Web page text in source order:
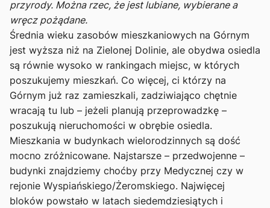
przyrody. Można rzec, że jest lubiane, wybierane a
wręcz pożądane.
Średnia wieku zasobów mieszkaniowych na Górnym
jest wyższa niż na Zielonej Dolinie, ale obydwa osiedla
są równie wysoko w rankingach miejsc, w których
poszukujemy mieszkań. Co więcej, ci którzy na
Górnym już raz zamieszkali, zadziwiająco chętnie
wracają tu lub – jeżeli planują przeprowadzkę –
poszukują nieruchomości w obrębie osiedla.
Mieszkania w budynkach wielorodzinnych są dość
mocno zróżnicowane. Najstarsze – przedwojenne –
budynki znajdziemy choćby przy Medycznej czy w
rejonie Wyspiańskiego/Żeromskiego. Najwięcej
bloków powstało w latach siedemdziesiątych i